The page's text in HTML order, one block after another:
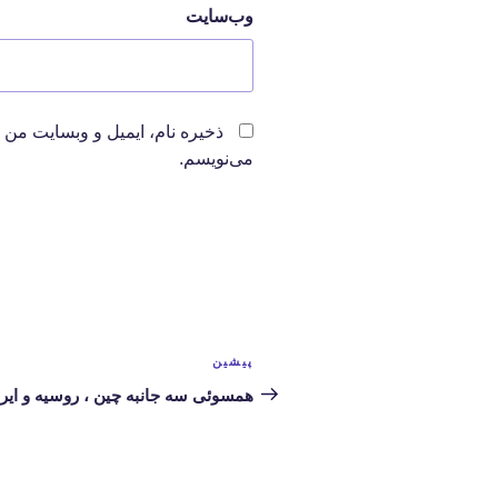
وب‌سایت
ذخیره نام، ایمیل و وبسایت
می‌نویسم.
راهبری
نوشته‌ها
نوشته
قبلی
پیشین
همسوئی سه جانبه چین ، روسیه و